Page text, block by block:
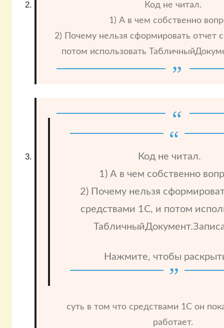
Код не читал.
1) А в чем собственно
2) Почему нельзя сформировать отчет
потом использовать
Код не читал.
1) А в чем собственно
2) Почему нельзя
средствами 1С, и потом
Нажмите, чтобы
суть в том что средствами 1С он
работает.